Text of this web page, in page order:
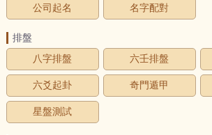
公司起名 名字配對
排盤
八字排盤
六壬排盤
六爻起卦 奇門遁甲
星盤測試